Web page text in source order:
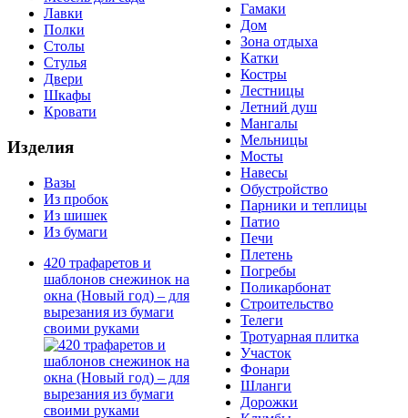
Лавки
Полки
Столы
Стулья
Двери
Шкафы
Кровати
Изделия
Вазы
Из пробок
Из шишек
Из бумаги
420 трафаретов и
шаблонов снежинок на
окна (Новый год) – для
вырезания из бумаги
своими руками
Гамаки
Дом
Зона отдыха
Катки
Костры
Лестницы
Летний душ
Мангалы
Мельницы
Мосты
Навесы
Обустройство
Парники и теплицы
Патио
Печи
Плетень
Погребы
Поликарбонат
Строительство
Телеги
Тротуарная плитка
Участок
Фонари
Шланги
Дорожки